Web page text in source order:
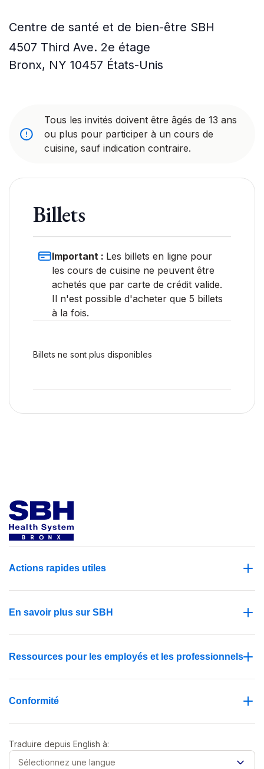
Centre de santé et de bien-être SBH
4507 Third Ave. 2e étage
Bronx, NY 10457 États-Unis
Tous les invités doivent être âgés de 13 ans
ou plus pour participer à un cours de
cuisine, sauf indication contraire.
Billets
Important : Les billets en ligne pour
les cours de cuisine ne peuvent être
achetés que par carte de crédit valide.
Il n'est possible d'acheter que 5 billets
à la fois.
Billets ne sont plus disponibles
Actions rapides utiles
En savoir plus sur SBH
Ressources pour les employés et les professionnels
Conformité
Traduire depuis English à:
Sélectionnez une langue